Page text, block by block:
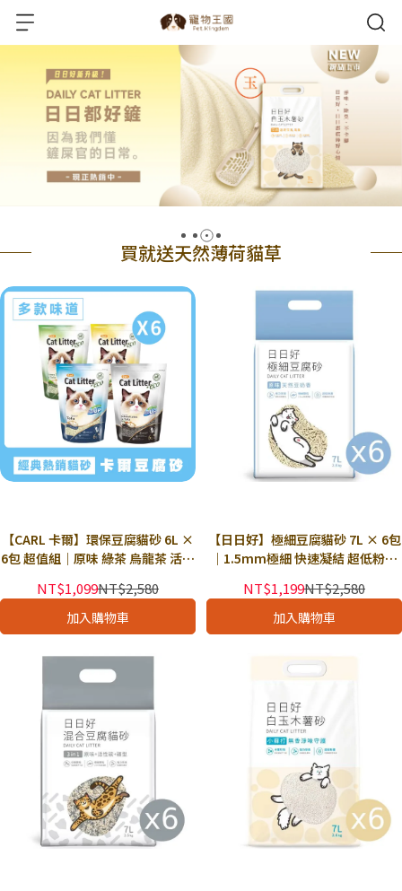
買就送天然薄荷貓草
【CARL 卡爾】環保豆腐貓砂 6L ×
6包 超值組｜原味 綠茶 烏龍茶 活性
立下單
NT$1,099NT$2,580
加入購物車
【日日好】極細豆腐貓砂 7L × 6包
｜1.5mm極細 快速凝結 超低粉塵
NT$1,199NT$2,580
加入購物車